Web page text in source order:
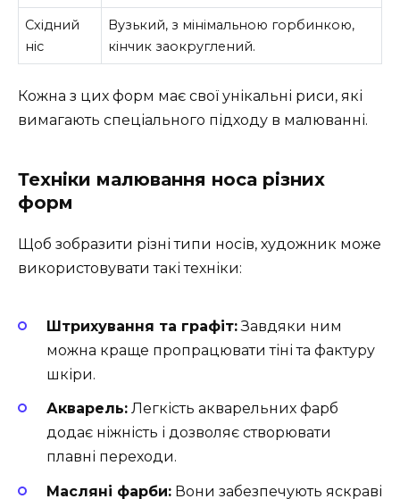
Східний
ніс
Вузький, з мінімальною горбинкою,
кінчик заокруглений.
Кожна з цих форм має свої унікальні риси, які
вимагають спеціального підходу в малюванні.
Техніки малювання носа різних
форм
Щоб зобразити різні типи носів, художник може
використовувати такі техніки:
Штрихування та графіт:Завдяки ним
можна краще пропрацювати тіні та фактуру
шкіри.
Акварель: Легкість акварельних фарб
додає ніжність і дозволяє створювати
плавні переходи.
Масляні фарби: Вони забезпечують яскраві